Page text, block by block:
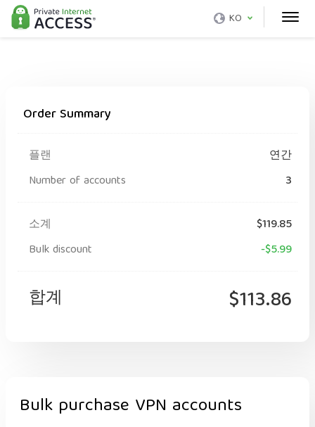
KO
Order Summary
플랜
연간
Number of accounts
3
소계
$119.85
Bulk discount
-$5.99
합계 $113.86
Bulk purchase VPN accounts